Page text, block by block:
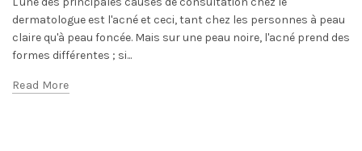
dermatologue est l'acné et ceci, tant chez les personnes à peau
claire qu'à peau foncée. Mais sur une peau noire, l'acné prend des
formes différentes ; si...
Read More